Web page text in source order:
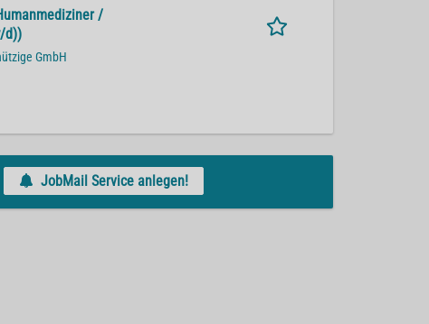
/
d))
GmbH
JobMail Service anlegen!